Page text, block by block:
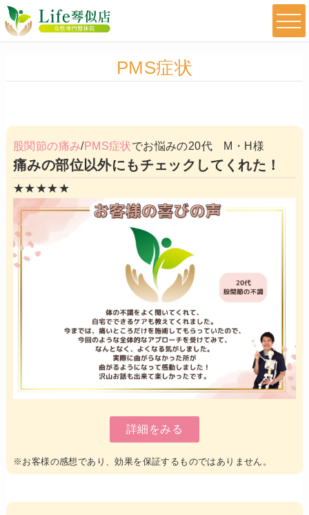
PMS症状
股関節の痛み/PMS症状でお悩みの20代 M・H様
痛みの部位以外にもチェックしてくれた！
★★★★★
詳細をみる
※お客様の感想であり、効果を保証するものではありません。